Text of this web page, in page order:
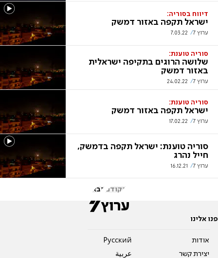
דיווח בסוריה:
ישראל תקפה באזור דמשק
ערוץ 7 7.03.22
סוריה טוענת:
שלושה הרוגים בתקיפה ישראלית
באזור דמשק
ערוץ 7 24.02.22
סוריה טוענת:
ישראל תקפה באזור דמשק
ערוץ 7 17.02.22
סוריה טוענת: ישראל תקפה בדמשק,
חייל נהרג
ערוץ 7 16.12.21
הקודם הבא
פנו אלינו
אודות
יצירת קשר
Pусский
عربية